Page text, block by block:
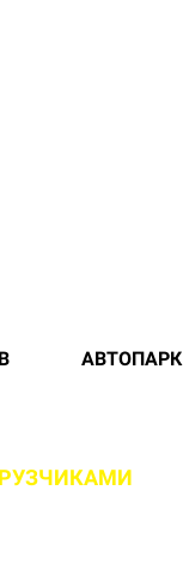
АВТОПАРК